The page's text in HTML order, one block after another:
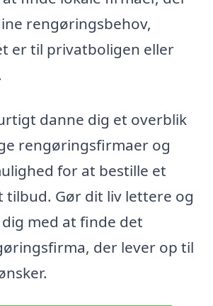
rengøringsbehov,
er til privatboligen eller
danne dig et overblik
rengøringsfirmaer og
for at bestille et
Gør dit liv lettere og
med at finde det
der lever op til